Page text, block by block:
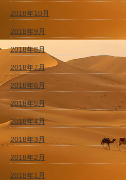
2018年10月
2018年9月
2018年8月
2018年7月
2018年6月
2018年5月
2018年4月
2018年3月
2018年2月
2018年1月